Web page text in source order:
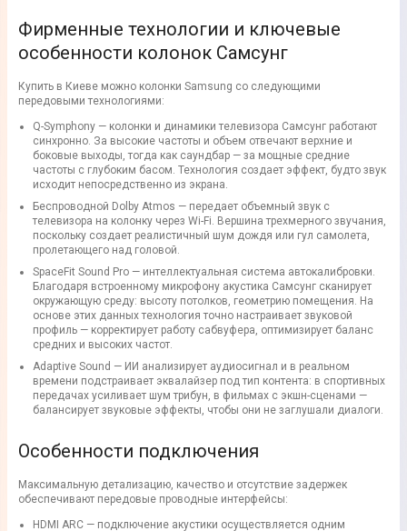
Фирменные технологии и ключевые
особенности колонок Самсунг
Купить в Киеве можно колонки Samsung со следующими
передовыми технологиями:
Q-Symphony — колонки и динамики телевизора Самсунг работают
синхронно. За высокие частоты и объем отвечают верхние и
боковые выходы, тогда как саундбар — за мощные средние
частоты с глубоким басом. Технология создает эффект, будто звук
исходит непосредственно из экрана.
Беспроводной Dolby Atmos — передает объемный звук с
телевизора на колонку через Wi-Fi. Вершина трехмерного звучания,
поскольку создает реалистичный шум дождя или гул самолета,
пролетающего над головой.
SpaceFit Sound Pro — интеллектуальная система автокалибровки.
Благодаря встроенному микрофону акустика Самсунг сканирует
окружающую среду: высоту потолков, геометрию помещения. На
основе этих данных технология точно настраивает звуковой
профиль — корректирует работу сабвуфера, оптимизирует баланс
средних и высоких частот.
Adaptive Sound — ИИ анализирует аудиосигнал и в реальном
времени подстраивает эквалайзер под тип контента: в спортивных
передачах усиливает шум трибун, в фильмах с экшн-сценами —
балансирует звуковые эффекты, чтобы они не заглушали диалоги.
Особенности подключения
Максимальную детализацию, качество и отсутствие задержек
обеспечивают передовые проводные интерфейсы:
HDMI ARC — подключение акустики осуществляется одним